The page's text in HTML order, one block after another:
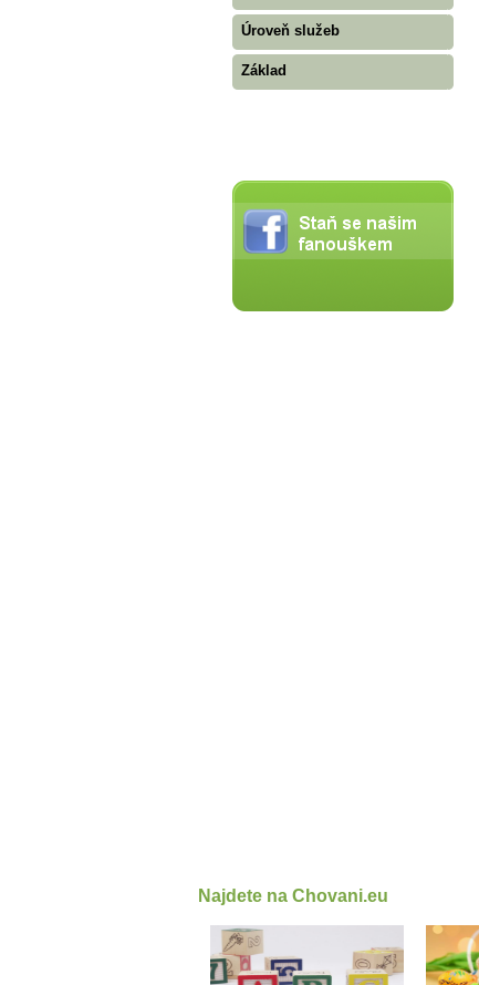
Úroveň služeb
Základ
Najdete na Chovani.eu